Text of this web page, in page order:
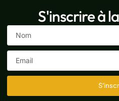
S'inscrire à